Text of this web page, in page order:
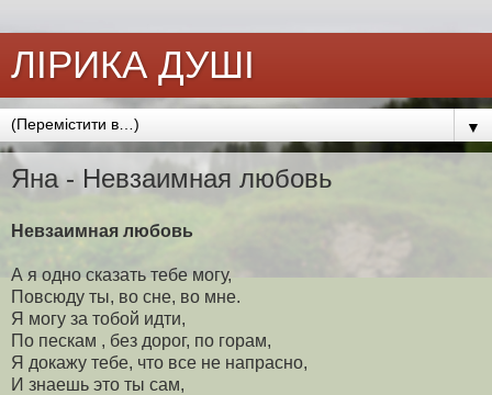
ЛІРИКА ДУШІ
▼
Яна - Невзаимная любовь
Невзаимная любовь
А я одно сказать тебе могу,
Повсюду ты, во сне, во мне.
Я могу за тобой идти,
По пескам , без дорог, по горам,
Я докажу тебе, что все не напрасно,
И знаешь это ты сам,